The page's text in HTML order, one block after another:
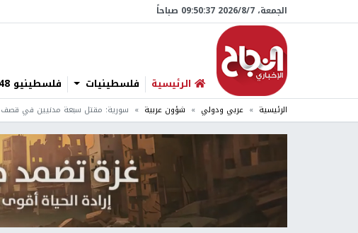
الجمعة، 7/‏8/‏2026 09:50:38 صباحاً
الرئيسية فلسطينيات فلسطينيو 48
الرئيسية عربي ودولي شؤون عربية سورية: مقتل سبعة مدنيين في قصف